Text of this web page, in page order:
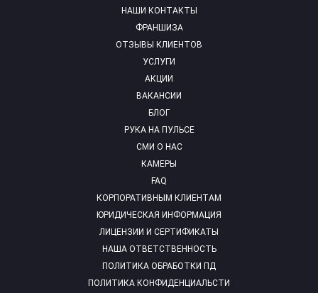
НАШИ КОНТАКТЫ
ФРАНШИЗА
ОТЗЫВЫ КЛИЕНТОВ
УСЛУГИ
АКЦИИ
ВАКАНСИИ
БЛОГ
РУКА НА ПУЛЬСЕ
СМИ О НАС
КАМЕРЫ
FAQ
КОРПОРАТИВНЫМ КЛИЕНТАМ
ЮРИДИЧЕСКАЯ ИНФОРМАЦИЯ
ЛИЦЕНЗИИ И СЕРТИФИКАТЫ
НАША ОТВЕТСТВЕННОСТЬ
ПОЛИТИКА ОБРАБОТКИ ПД
ПОЛИТИКА КОНФИДЕНЦИАЛЬСТИ